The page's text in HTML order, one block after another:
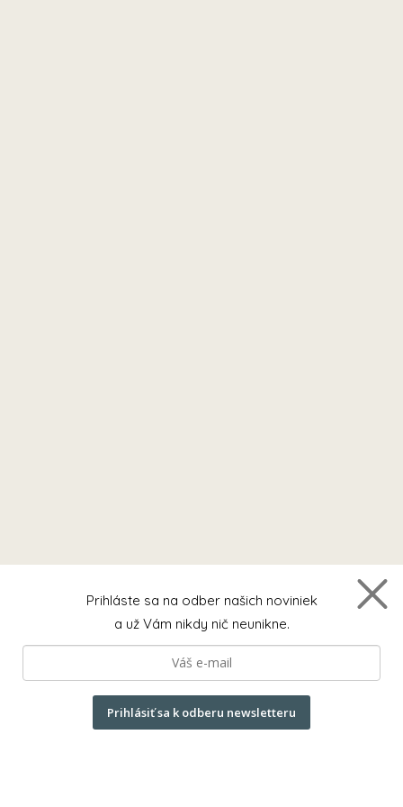
Prihláste sa na odber našich noviniek
a už Vám nikdy nič neunikne.
Prihlásiť sa k odberu newsletteru